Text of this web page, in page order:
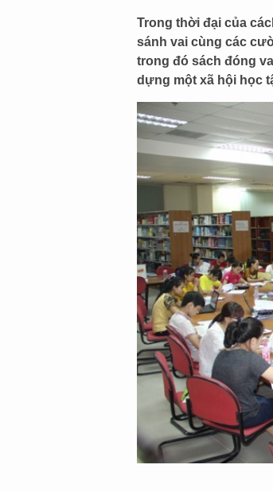
Trong thời đại của
sánh vai cùng các
trong đó sách đóng
dựng một xã hội học